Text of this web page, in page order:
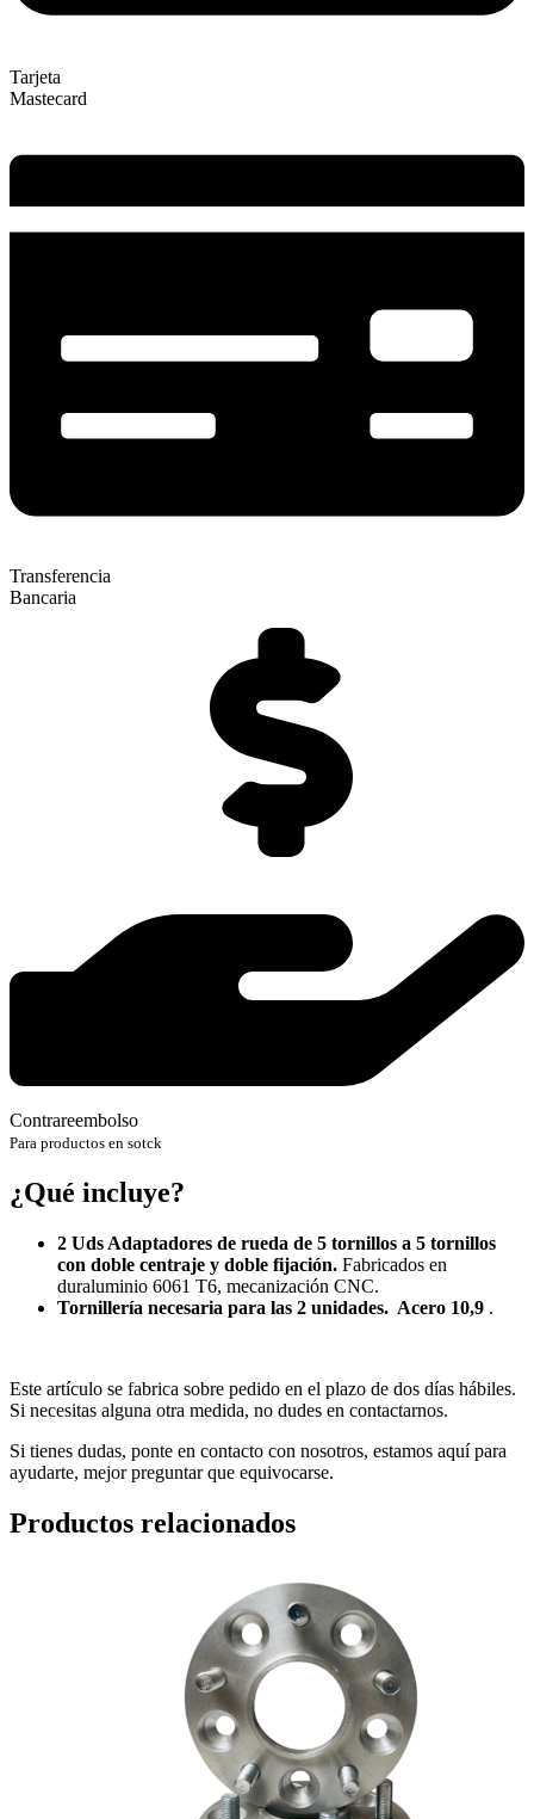
Tarjeta
Mastecard
Transferencia
Bancaria
Contrareembolso
Para productos en sotck
¿Qué incluye?
2 Uds Adaptadores de rueda de 5 tornillos a 5 tornillos
con doble centraje y doble fijación. Fabricados en
duraluminio 6061 T6, mecanización CNC.
Tornillería necesaria para las 2 unidades. Acero 10,9 .
Este artículo se fabrica sobre pedido en el plazo de dos días hábiles.
Si necesitas alguna otra medida, no dudes en contactarnos.
Si tienes dudas, ponte en contacto con nosotros, estamos aquí para
ayudarte, mejor preguntar que equivocarse.
Productos relacionados